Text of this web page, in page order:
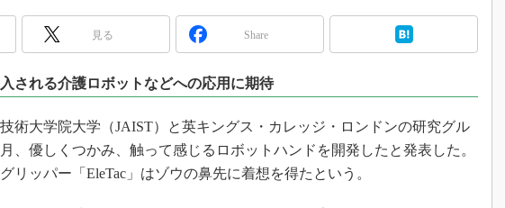
この10年で起こったこと、次の10年
で起こること
光伝送技術を知る
“異端児エンジニア”が仕掛けた社内
改革、執念の180日
イノベーションは日本を救うのか
見る Share
される介護ロボットなどへの応用に期待
術大学院大学（JAIST）と英キングス・カレッジ・ロンドンの研究グル
、優しくつかみ、触って感じるロボットハンドを開発したと発表した。
リッパー「EleTac」はゾウの鼻先に着想を得たという。